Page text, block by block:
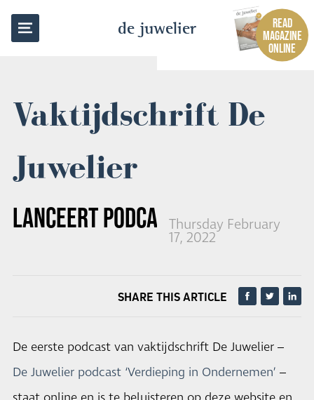
de juwelier
READ
MAGAZINE
ONLINE
Vaktijdschrift De
Juwelier
LANCEERT PODCASTThursday February
17, 2022
BACK TO OVERVIEW
SHARE THIS ARTICLE
De eerste podcast van vaktijdschrift De Juwelier –
De Juwelier podcast ‘Verdieping in Ondernemen’ –